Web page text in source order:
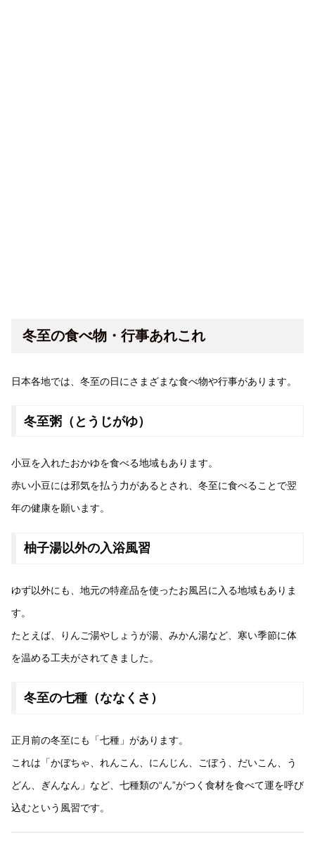
冬至の食べ物・行事あれこれ
日本各地では、冬至の日にさまざまな食べ物や行事があります。
冬至粥（とうじがゆ）
小豆を入れたおかゆを食べる地域もあります。
赤い小豆には邪気を払う力があるとされ、冬至に食べることで翌
年の健康を願います。
柚子湯以外の入浴風習
ゆず以外にも、地元の特産品を使ったお風呂に入る地域もありま
す。
たとえば、りんご湯やしょうが湯、みかん湯など、寒い季節に体
を温める工夫がされてきました。
冬至の七種（ななくさ）
正月前の冬至にも「七種」があります。
これは「かぼちゃ、れんこん、にんじん、ごぼう、だいこん、う
どん、ぎんなん」など、七種類の“ん”がつく食材を食べて運を呼び
込むという風習です。